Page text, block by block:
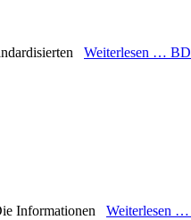
Weiterlesen …
Informationen Weiterlesen …